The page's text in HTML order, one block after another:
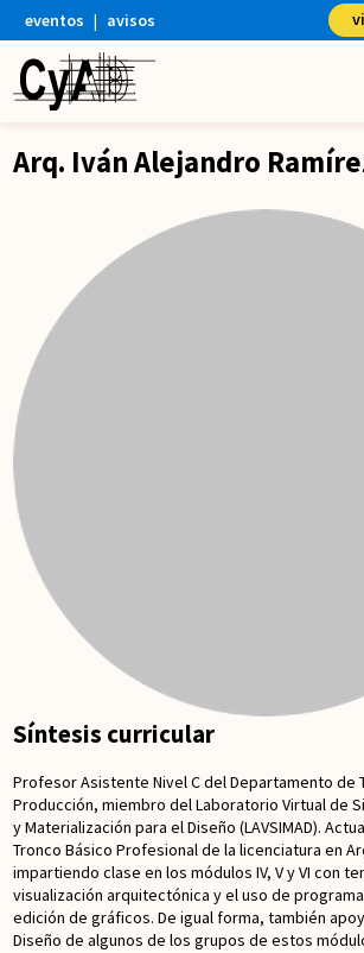
eventos | avisos
Arq. Iván Alejandro
Síntesis curricular
Profesor Asistente Nivel C del Departamento de
Producción, miembro del Laboratorio Virtual de
y Materialización para el Diseño (LAVSIMAD).
Tronco Básico Profesional de la licenciatura en
impartiendo clase en los módulos IV, V y VI con
visualización arquitectónica y el uso de
edición de gráficos. De igual forma, también
Diseño de algunos de los grupos de estos